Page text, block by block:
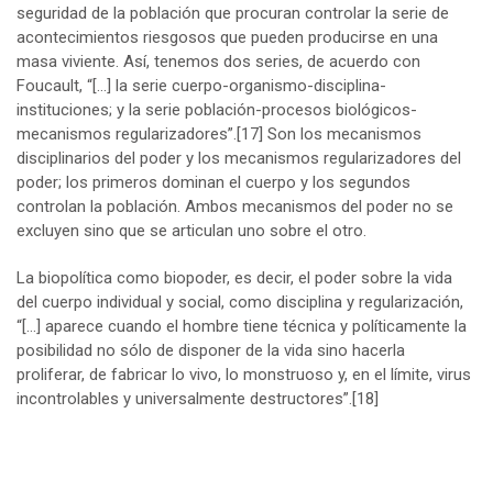
seguridad de la población que procuran controlar la serie de
acontecimientos riesgosos que pueden producirse en una
masa viviente. Así, tenemos dos series, de acuerdo con
Foucault, “[…] la serie cuerpo-organismo-disciplina-
instituciones; y la serie población-procesos biológicos-
mecanismos regularizadores”. [17] Son los mecanismos
disciplinarios del poder y los mecanismos regularizadores del
poder; los primeros dominan el cuerpo y los segundos
controlan la población. Ambos mecanismos del poder no se
excluyen sino que se articulan uno sobre el otro.
La biopolítica como biopoder, es decir, el poder sobre la vida
del cuerpo individual y social, como disciplina y regularización,
“[…] aparece cuando el hombre tiene técnica y políticamente la
posibilidad no sólo de disponer de la vida sino hacerla
proliferar, de fabricar lo vivo, lo monstruoso y, en el límite, virus
incontrolables y universalmente destructores”. [18]